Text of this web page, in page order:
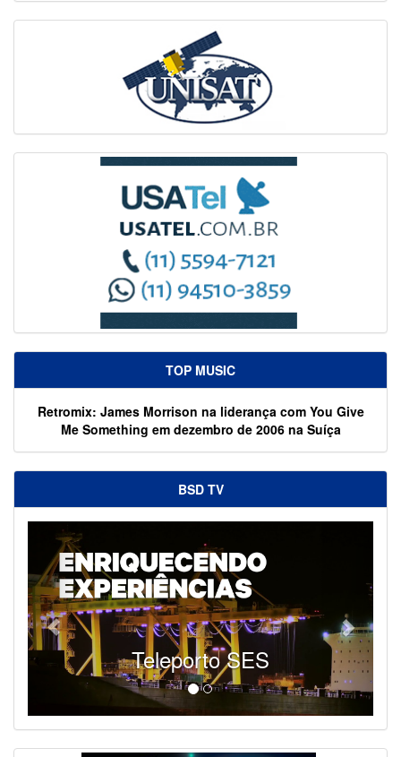
TOP MUSIC
Retromix: James Morrison na liderança com You Give
Me Something em dezembro de 2006 na Suíça
BSD TV
Teleporto SES